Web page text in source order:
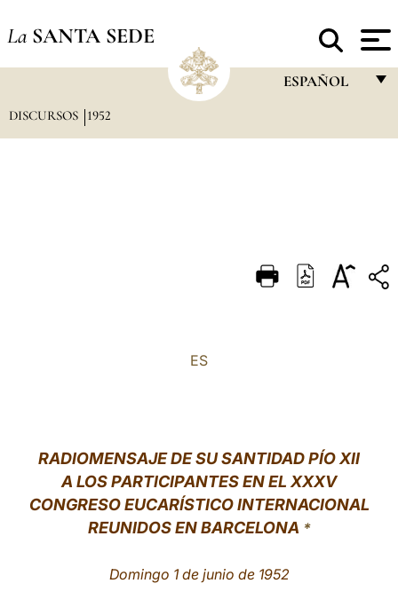
La SANTA SEDE
ESPAÑOL
DEUTSCH
DISCURSOS 1952
ES
RADIOMENSAJE DE SU SANTIDADPÍO XII
A LOS PARTICIPANTES EN EL XXXV
CONGRESO EUCARÍSTICO INTERNACIONAL
REUNIDOS EN BARCELONA *
Domingo 1 de junio de 1952